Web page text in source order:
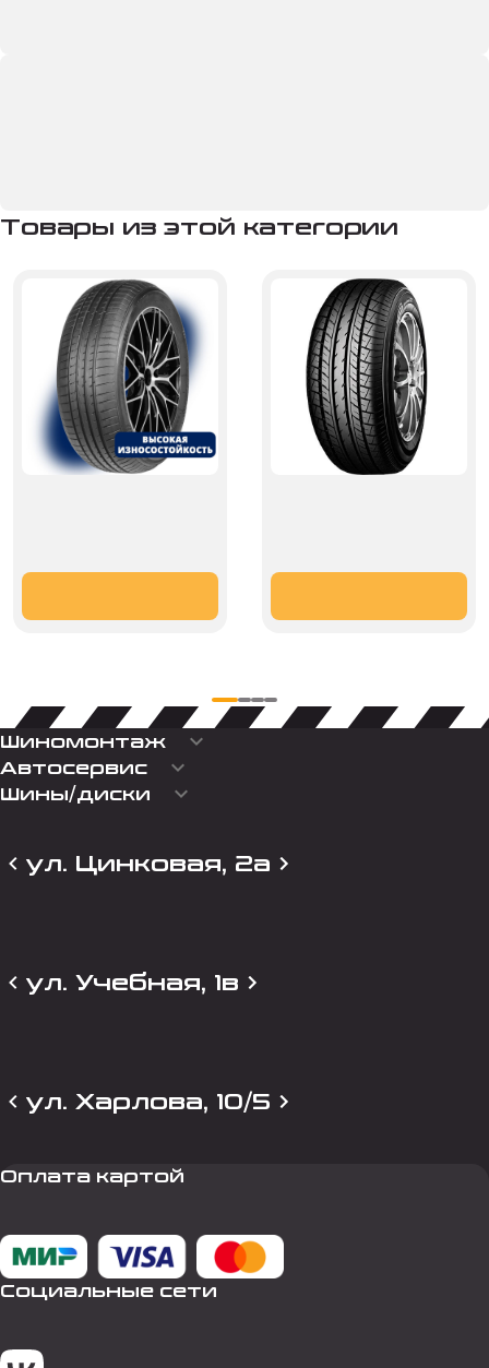
Товары из этой категории
Шиномонтаж keyboard_arrow_down
Автосервис keyboard_arrow_down
Шины/диски keyboard_arrow_down
ул. Цинковая, 2а
ул. Учебная, 1в
ул. Харлова, 10/5
Оплата картой
Социальные сети